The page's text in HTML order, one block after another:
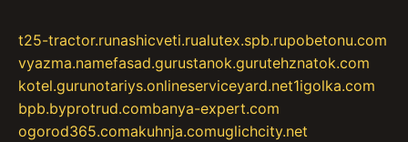
t25-tractor.runashicveti.rualutex.spb.rupobetonu.com
vyazma.namefasad.gurustanok.gurutehznatok.com
kotel.gurunotariys.onlineserviceyard.net1igolka.com
bpb.byprotrud.combanya-expert.com
ogorod365.comakuhnja.comuglichcity.net